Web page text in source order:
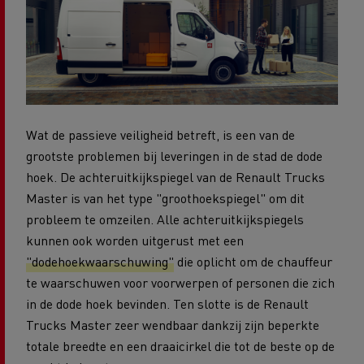
Wat de passieve veiligheid betreft, is een van de
grootste problemen bij leveringen in de stad de dode
hoek. De achteruitkijkspiegel van de Renault Trucks
Master is van het type "groothoekspiegel" om dit
probleem te omzeilen. Alle achteruitkijkspiegels
kunnen ook worden uitgerust met een
"dodehoekwaarschuwing" die oplicht om de chauffeur
te waarschuwen voor voorwerpen of personen die zich
in de dode hoek bevinden. Ten slotte is de Renault
Trucks Master zeer wendbaar dankzij zijn beperkte
totale breedte en een draaicirkel die tot de beste op de